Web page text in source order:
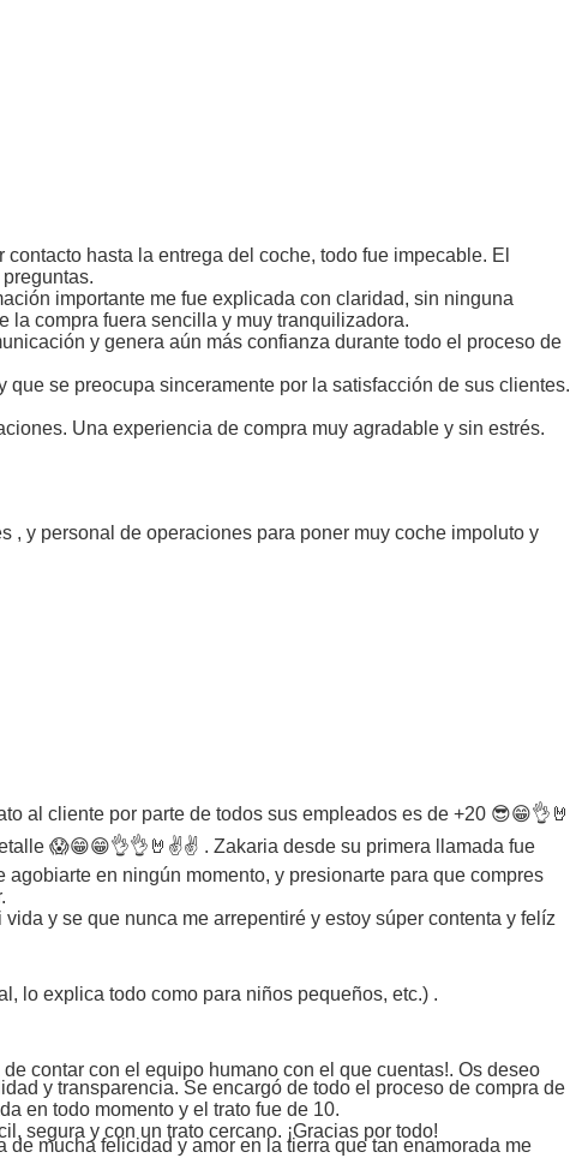
hasta la entrega del coche, todo fue impecable. El
importante me fue explicada con claridad, sin ninguna
la compra fuera sencilla y muy tranquilizadora.
y genera aún más confianza durante todo el proceso de
se preocupa sinceramente por la satisfacción de sus clientes.
Una experiencia de compra muy agradable y sin estrés.
, y personal de operaciones para poner muy coche impoluto y
al cliente por parte de todos sus empleados es de +20 😎😁👌🤘
😱😁😁👌👌🤘✌️✌️ . Zakaria desde su primera llamada fue
en ningún momento, y presionarte para que compres
y se que nunca me arrepentiré y estoy súper contenta y felíz
lo explica todo como para niños pequeños, etc.) .
contar con el equipo humano con el que cuentas!. Os deseo
mucha felicidad y amor en la tierra que tan enamorada me
y transparencia. Se encargó de todo el proceso de compra de
en todo momento y el trato fue de 10.
segura y con un trato cercano. ¡Gracias por todo!